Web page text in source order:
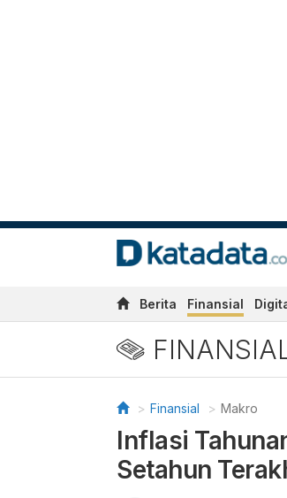
Berita Finansial
Finansial Makro
Inflasi
Setahun